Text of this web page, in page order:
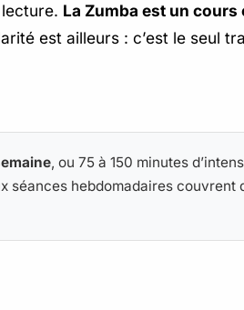
La Zumba est un
est ailleurs : c’est le seul
, ou 75 à 150 minutes
séances hebdomadaires couvrent